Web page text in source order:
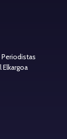
Periodistas